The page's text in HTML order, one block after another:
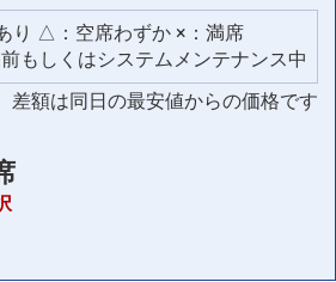
り △：空席わずか ×：満席
前もしくはシステムメンテナンス中
差額は同日の最安値からの価格です